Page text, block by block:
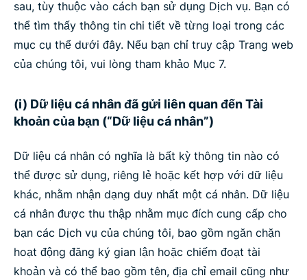
sau, tùy thuộc vào cách bạn sử dụng Dịch vụ. Bạn có
thể tìm thấy thông tin chi tiết về từng loại trong các
mục cụ thể dưới đây. Nếu bạn chỉ truy cập Trang web
của chúng tôi, vui lòng tham khảo Mục 7.
(i) Dữ liệu cá nhân đã gửi liên quan đến Tài
khoản của bạn (“Dữ liệu cá nhân”)
Dữ liệu cá nhân có nghĩa là bất kỳ thông tin nào có
thể được sử dụng, riêng lẻ hoặc kết hợp với dữ liệu
khác, nhằm nhận dạng duy nhất một cá nhân. Dữ liệu
cá nhân được thu thập nhằm mục đích cung cấp cho
bạn các Dịch vụ của chúng tôi, bao gồm ngăn chặn
hoạt động đăng ký gian lận hoặc chiếm đoạt tài
khoản và có thể bao gồm tên, địa chỉ email cũng như